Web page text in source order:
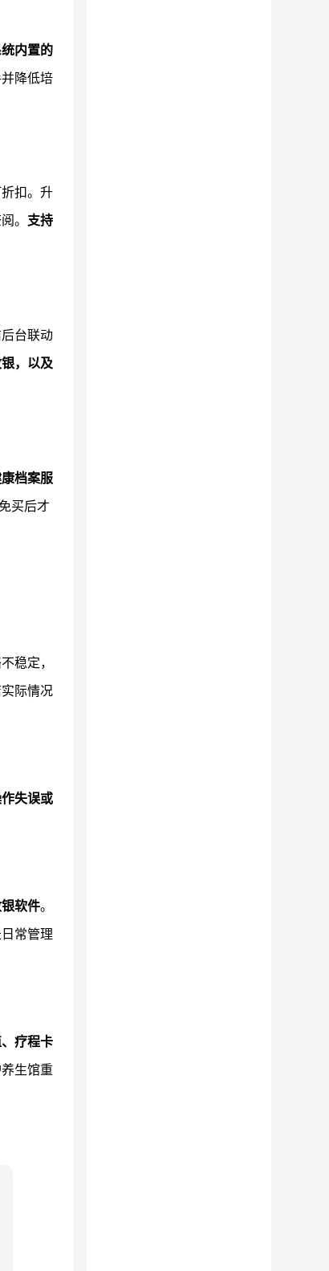
内置的
降低培
扣。升
。 支持
台联动
，以及
档案服
买后才
稳定，
际情况
失误或
软件。
常管理
疗程卡
生馆重